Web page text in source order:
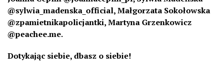
@sylwia_madenska_official, Małgorzata Sokołowska
@zpamietnikapolicjantki, Martyna Grzenkowicz
@peachee.me.
Dotykając siebie, dbasz o siebie!